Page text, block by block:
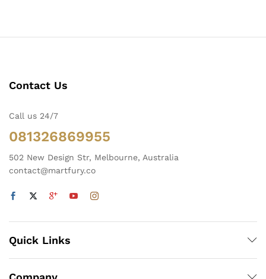
Contact Us
Call us 24/7
081326869955
502 New Design Str, Melbourne, Australia
contact@martfury.co
Quick Links